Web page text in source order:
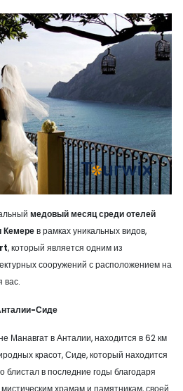
медовый месяц среди отелей
Кемерев рамках уникальных видов,
, который является одним из
сооружений с расположением на
вас.
Сиде
Манавгат в Анталии, находится в 62 км
красот, Сиде, который находится
блистал в последние годы благодаря